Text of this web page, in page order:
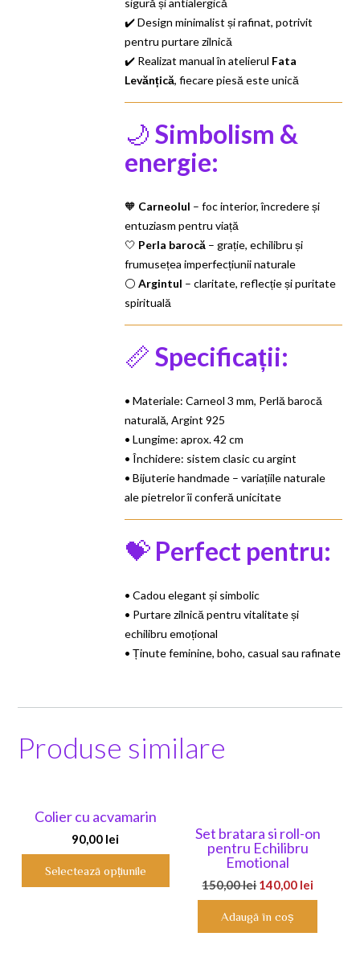
✔️ Design minimalist și rafinat, potrivit
pentru purtare zilnică
✔️ Realizat manual în atelierul Fata
Levănțică, fiecare piesă este unică
🌙Simbolism &
energie:
🧡 Carneolul – foc interior, încredere și
entuziasm pentru viață
🤍 Perla barocă – grație, echilibru și
frumusețea imperfecțiunii naturale
⚪Argintul – claritate, reflecție și puritate
spirituală
📏Specificații:
• Materiale: Carneol 3 mm, Perlă barocă
naturală, Argint 925
• Lungime: aprox. 42 cm
• Închidere: sistem clasic cu argint
• Bijuterie handmade – variațiile naturale
ale pietrelor îi conferă unicitate
💝 Perfect pentru:
• Cadou elegant și simbolic
• Purtare zilnică pentru vitalitate și
echilibru emoțional
• Ținute feminine, boho, casual sau rafinate
Produse similare
Colier cu acvamarin
90,00 lei
Selectează opțiunile
Set bratara si roll-on
pentru Echilibru
Emotional
150,00leiPrețul
inițial
a
fost:
140,00 leiPrețul
curent
140,00
Adaugă în coș